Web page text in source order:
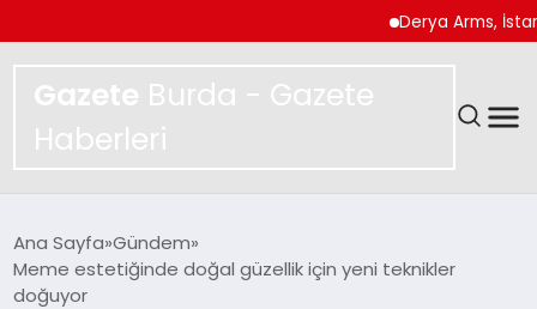
Derya Arms, İstanbul
Gazete Burda - Gazete
Haberleri
SPOR
Ana Sayfa Gündem
Meme estetiğinde doğal güzellik için yeni teknikler
doğuyor